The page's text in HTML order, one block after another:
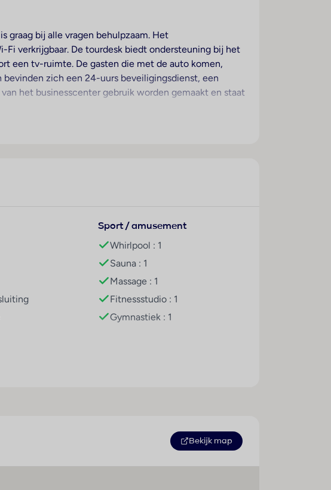
graag bij alle vragen behulpzaam. Het
verkrijgbaar. De tourdesk biedt ondersteuning bij het
een tv-ruimte. De gasten die met de auto komen,
bevinden zich een 24-uurs beveiligingsdienst, een
het businesscenter gebruik worden gemaakt en staat
zorgen een telefoon, een flatscreen-tv en
met zwembaden biedt de nodige rust en ontspanning.
en massagebehandelingen zorgen voor de
for client nof 125551
en een bar. Iedere dag worden ontbijt en
(centraal
Sport / amusement
Whirlpool : 1
Sauna : 1
Massage : 1
Fitnessstudio : 1
Gymnastiek : 1
Bekijk map